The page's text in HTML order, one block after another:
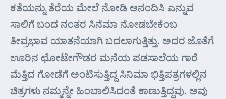
ಕತೆಯನ್ನು ತೆರೆಯ ಮೇಲೆ ನೋಡಿ ಆನಂದಿಸಿ ಎನ್ನುವ
ಸಾಲಿಗೆ ಬಂದ ನಂತರ ಸಿನೆಮಾ ನೋಡಬೇಕೆಂಬ
ತೀವ್ರಭಾವ ಯಾತನೆಯಾಗಿ ಬದಲಾಗುತ್ತಿತ್ತು. ಅದರ ಜೊತೆಗೆ
ಊರಿನ ಛೋಟೇಗೌಡರ ಮನೆಯ ಪಡಸಾಲೆಯ ಗಾರೆ
ಮೆತ್ತಿದ ಗೋಡೆಗೆ ಅಂಟಿಸುತ್ತಿದ್ದ ಸಿನಿಮಾ ಭಿತ್ತಿಪತ್ರಗಳಲ್ಲಿನ
ಚಿತ್ರಗಳು ನಮ್ಮನ್ನೇ ಹಿಂಬಾಲಿಸಿದಂತೆ ಕಾಣುತ್ತಿದ್ದವು. ಅವು